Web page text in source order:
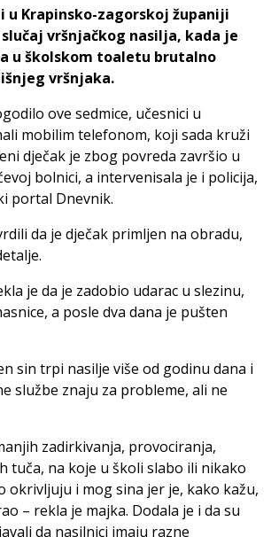
u Krapinsko-zagorskoj županiji
vršnjačkog nasilja, kada je
u školskom toaletu brutalno
vršnjaka.
ove sedmice, učesnici u
mobilim telefonom, koji sada kruži
dječak je zbog povreda završio u
bolnici, a intervenisala je i policija,
portal Dnevnik.
da je dječak primljen na obradu,
je da je zadobio udarac u slezinu,
a posle dva dana je pušten
sin trpi nasilje više od godinu dana i
službe znaju za probleme, ali ne
zadirkivanja, provociranja,
tuča, na koje u školi slabo ili nikako
okrivljuju i mog sina jer je, kako kažu,
– rekla je majka. Dodala je i da su
da nasilnici imaju razne